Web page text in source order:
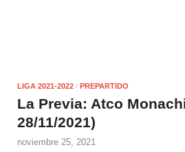
LIGA 2021-2022 / PREPARTIDO
La Previa: Atco
28/11/2021)
noviembre 25, 2021